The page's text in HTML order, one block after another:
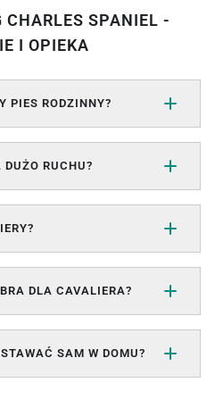
CHARLES SPANIEL -
I OPIEKA
PIES RODZINNY?
RUCHU?
DLA CAVALIERA?
SAM W DOMU?